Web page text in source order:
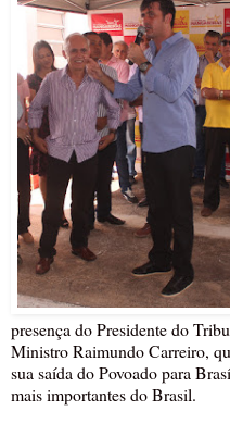
presença do Presidente do
Ministro Raimundo Carreiro,
sua saída do Povoado para
mais importantes do Brasil.